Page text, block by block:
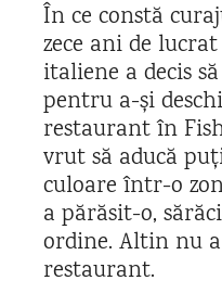
În ce constă
zece ani de
italiene a decis
pentru a-și
restaurant în
vrut să aducă
culoare într-o
a părăsit-o,
ordine. Altin nu
restaurant.